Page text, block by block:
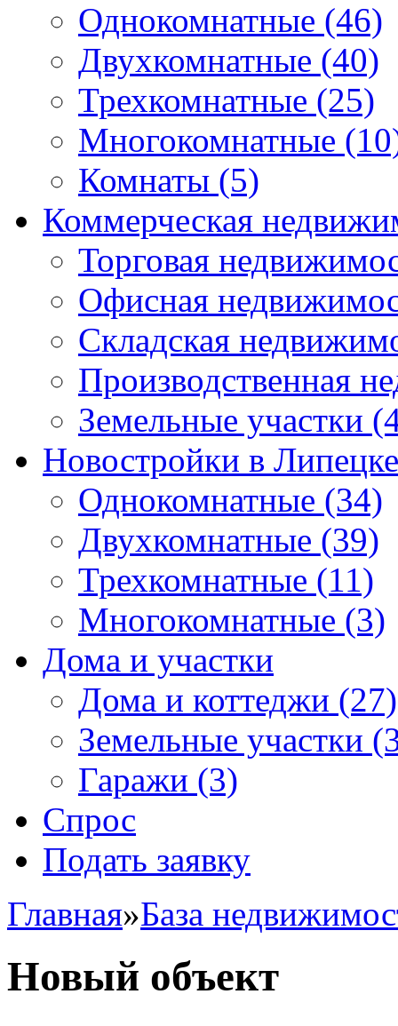
Однокомнатные (46)
Двухкомнатные (40)
Трехкомнатные (25)
Многокомнатные
Комнаты (5)
Коммерческая
Торговая
Офисная
Складская
Производственная
Земельные участки
Новостройки в Липецке
Однокомнатные (34)
Двухкомнатные (39)
Трехкомнатные (11)
Многокомнатные (3)
Дома и участки
Дома и коттеджи (27)
Земельные участки
Гаражи (3)
Спрос
Подать заявку
Главная»База
Новый объект